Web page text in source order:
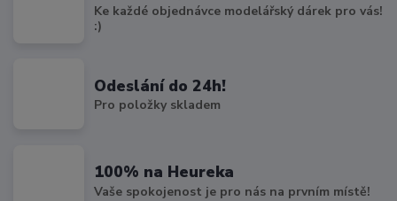
Ke každé objednávce modelářský dárek pro vás!
:)
Odeslání do 24h!
Pro položky skladem
100% na Heureka
Vaše spokojenost je pro nás na prvním místě!